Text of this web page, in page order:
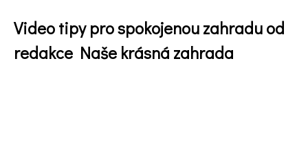
Video tipy pro spokojenou zahradu od
redakce Naše krásná zahrada